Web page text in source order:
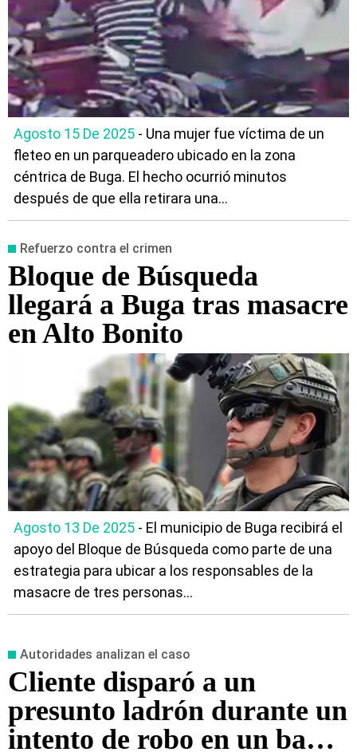
Agosto 15 De 2025 - Una mujer fue víctima de un
fleteo en un parqueadero ubicado en la zona
céntrica de Buga. El hecho ocurrió minutos
después de que ella retirara una...
Refuerzo contra el crimen
Bloque de Búsqueda
llegará a Buga tras masacre
en Alto Bonito
Agosto 13 De 2025 - El municipio de Buga recibirá el
apoyo del Bloque de Búsqueda como parte de una
estrategia para ubicar a los responsables de la
masacre de tres personas...
Autoridades analizan el caso
Cliente disparó a un
presunto ladrón durante un
intento de robo en un banco